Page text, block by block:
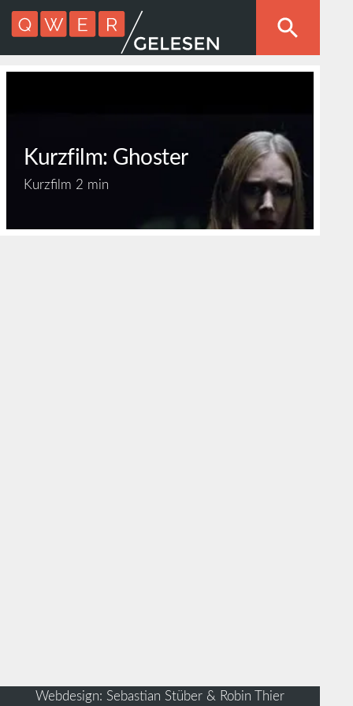
Kurzfilm: Ghoster
Kurzfilm 2 min
Webdesign: Sebastian Stüber & Robin Thier